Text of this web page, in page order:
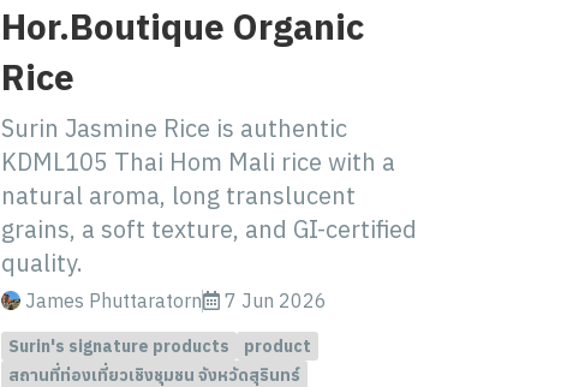
Hor.Boutique Organic
Rice
Surin Jasmine Rice is authentic
KDML105 Thai Hom Mali rice with a
natural aroma, long translucent
grains, a soft texture, and GI-certified
quality.
James Phuttaratorn 7 Jun 2026
Surin's signature products
product
สถานที่ท่องเที่ยวเชิงชุมชน จังหวัดสุรินทร์